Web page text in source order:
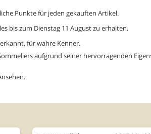
Punkte für jeden gekauften Artikel.
bis zum Dienstag 11 August zu erhalten.
für wahre Kenner.
aufgrund seiner hervorragenden